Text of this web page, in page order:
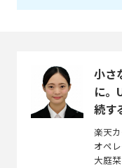
小さ
に。
続す
楽天
オペ
大庭